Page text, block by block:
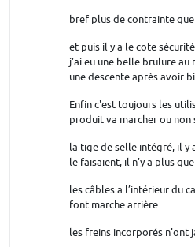
bref plus de contrainte
et puis il y a le cote
j'ai eu une belle brulure au
une descente après avoir
Enfin c'est toujours les
produit va marcher ou non
la tige de selle intégré, il y
le faisaient, il n'y a plus
les câbles a l’intérieur du
font marche arrière
les freins incorporés n'ont